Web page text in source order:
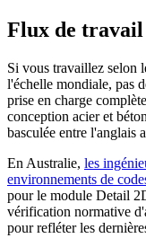
Flux de travail
Si vous travaillez selon
l'échelle mondiale, pas
prise en charge
conception acier et
basculée entre l'anglais
En Australie, les
environnements de
pour le module Detail
vérification normative
pour refléter les